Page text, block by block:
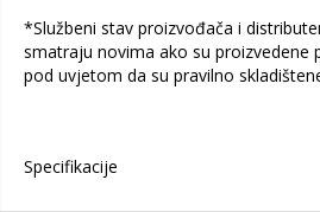
*Službeni stav proizvođača i
smatraju novima ako su proizvedene
pod uvjetom da su pravilno
Specifikacije